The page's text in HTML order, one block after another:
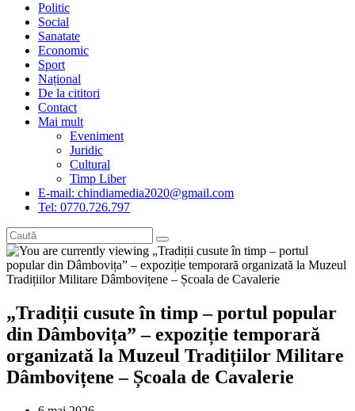
Politic
Social
Sanatate
Economic
Sport
Național
De la cititori
Contact
Mai mult
Eveniment
Juridic
Cultural
Timp Liber
E-mail: chindiamedia2020@gmail.com
Tel: 0770.726.797
„Tradiții cusute în timp – portul popular
din Dâmbovița” – expoziție temporară
organizată la Muzeul Tradițiilor Militare
Dâmbovițene – Școala de Cavalerie